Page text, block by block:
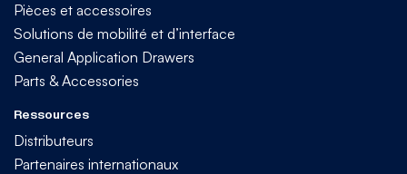
Pièces et accessoires
Solutions de mobilité et d’interface
General Application Drawers
Parts & Accessories
Ressources
Distributeurs
Partenaires internationaux